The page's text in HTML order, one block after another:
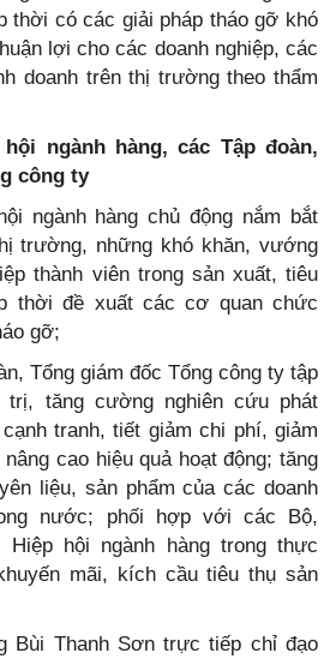
thời có các giải pháp tháo gỡ khó
lợi cho các doanh nghiệp, các
doanh trên thị trường theo thẩm
ngành hàng, các Tập đoàn,
công ty
ngành hàng chủ động nắm bắt
trường, những khó khăn, vướng
thành viên trong sản xuất, tiêu
thời đề xuất các cơ quan chức
gỡ;
Tổng giám đốc Tổng công ty tập
trị, tăng cường nghiên cứu phát
tranh, tiết giảm chi phí, giảm
cao hiệu quả hoạt động; tăng
liệu, sản phẩm của các doanh
nước; phối hợp với các Bộ,
Hiệp hội ngành hàng trong thực
mãi, kích cầu tiêu thụ sản
Bùi Thanh Sơn trực tiếp chỉ đạo